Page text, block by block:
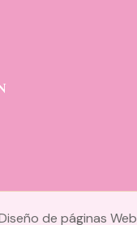
de páginas Web